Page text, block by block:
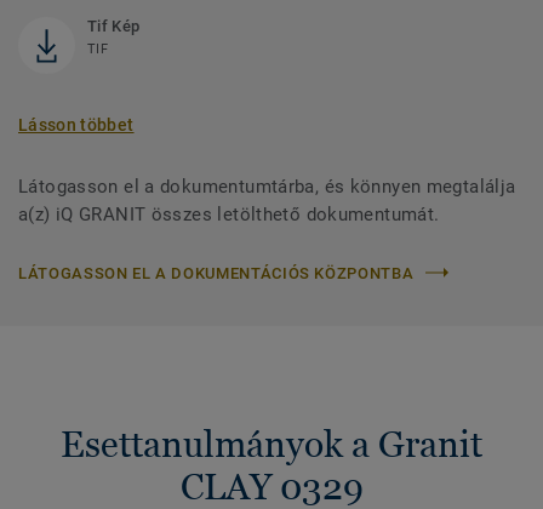
Tif Kép
TIF
Lásson többet
Látogasson el a dokumentumtárba, és könnyen megtalálja
a(z) iQ GRANIT összes letölthető dokumentumát.
LÁTOGASSON EL A DOKUMENTÁCIÓS KÖZPONTBA
Esettanulmányok a Granit
CLAY 0329